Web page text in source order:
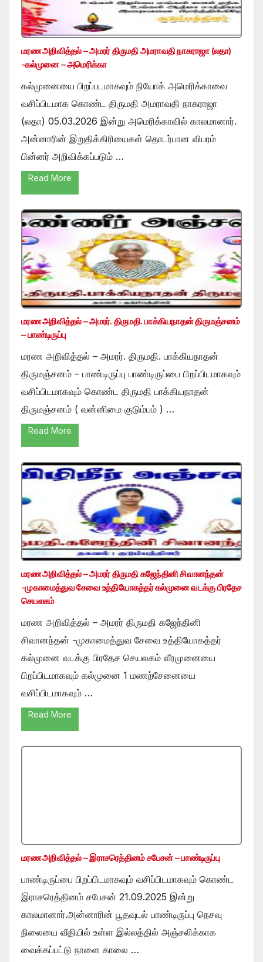
மரண அறிவித்தல் – அமரர் திருமதி அமராவதி நாகராஜா (லதா)
-கல்முனை – அமெரிக்கா
கல்முனையை பிறப்படமாகவும் நியோக் அமெரிக்காவை
வசிப்பிடமாக கொண்ட திருமதி அமராவதி நாகராஜா
(லதா) 05.03.2026 இன்று அமெரிக்காவில் காலமானார்.
அன்னாரின் இறுதிக்கிரியைகள் தொடர்பான விபரம்
பின்னர் அறிவிக்கப்படும் …
Read More
மரண அறிவித்தல் – அமரர். திருமதி. பாக்கியநாதன் திருமஞ்சனம்
– பாண்டிருப்பு
மரண அறிவித்தல் – அமரர். திருமதி. பாக்கியநாதன்
திருமஞ்சனம் – பாண்டிருப்பு பாண்டிருப்பை பிறப்பிடமாகவும்
வசிப்பிடமாகவும் கொண்ட திருமதி பாக்கியநாதன்
திருமஞ்சனம் ( வன்னிமை குடும்பம் ) …
Read More
மரண அறிவித்தல் – அமரர் திருமதி கஜேந்தினி சிவானந்தன்
-முகாமைத்துவ சேவை உத்தியோகத்தர் கல்முனை வடக்கு பிரதேச
செயலகம்
மரண அறிவித்தல் – அமரர் திருமதி கஜேந்தினி
சிவானந்தன் -முகாமைத்துவ சேவை உத்தியோகத்தர்
கல்முனை வடக்கு பிரதேச செயலகம் வீரமுனையை
பிறப்பிடமாகவும் கல்முனை 1 மணற்சேனையை
வசிப்பிடமாகவும் …
Read More
மரண அறிவித்தல் – இராசரெத்தினம் சபேசன் – பாண்டிருப்பு
பாண்டிருப்பை பிறப்பிடமாகவும் வசிப்பிடமாகவும் கொண்ட
இராசரெத்தினம் சபேசன் 21.09.2025 இன்று
காலமானார்.அன்னாரின் பூதவுடல் பாண்டிருப்பு நெசவு
நிலையை வீதியில் உள்ள இல்லத்தில் அஞ்சலிக்காக
வைக்கப்பட்டு நாளை காலை …